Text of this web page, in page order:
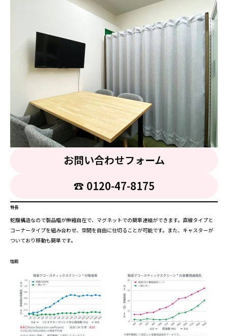
お問い合わせフォーム
☎︎ 0120-47-8175
特長
蛇腹構造なので製品幅が伸縮自在で、マグネットでの簡単連結ができます。直線タイプと
コーナータイプを組み合わせ、空間を自由に仕切ることが可能です。また、キャスターが
ついており移動も簡単です。
性能